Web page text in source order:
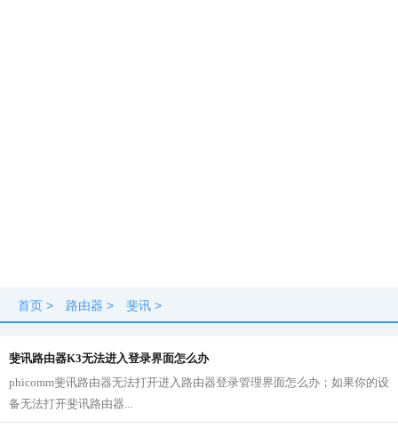
首页 > 路由器 > 斐讯 >
斐讯路由器K3无法进入登录界面怎么办
phicomm斐讯路由器无法打开进入路由器登录管理界面怎么办；如果你的设
备无法打开斐讯路由器...